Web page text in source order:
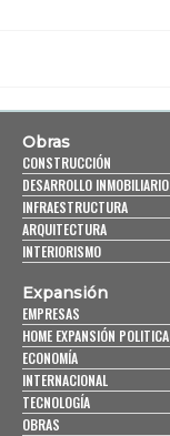
Obras
CONSTRUCCIÓN
DESARROLLO INMOBILIARIO
INFRAESTRUCTURA
ARQUITECTURA
INTERIORISMO
Expansión
EMPRESAS
HOME EXPANSIÓN POLITICA
ECONOMÍA
INTERNACIONAL
TECNOLOGÍA
OBRAS